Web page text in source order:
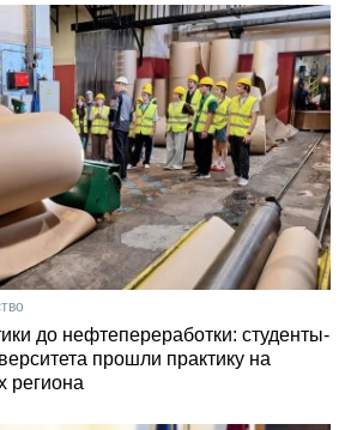
до нефтепереработки: студенты-
прошли практику на
региона